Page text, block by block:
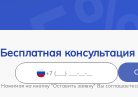
Бесплатная
Нажимая на кнопку "Оставить заявку" Вы